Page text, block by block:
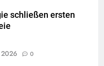
schließen ersten
0